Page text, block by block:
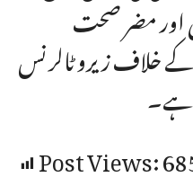
اور مضر صحت
خلاف زیرو ٹالرنس
ہے۔
Post Views: